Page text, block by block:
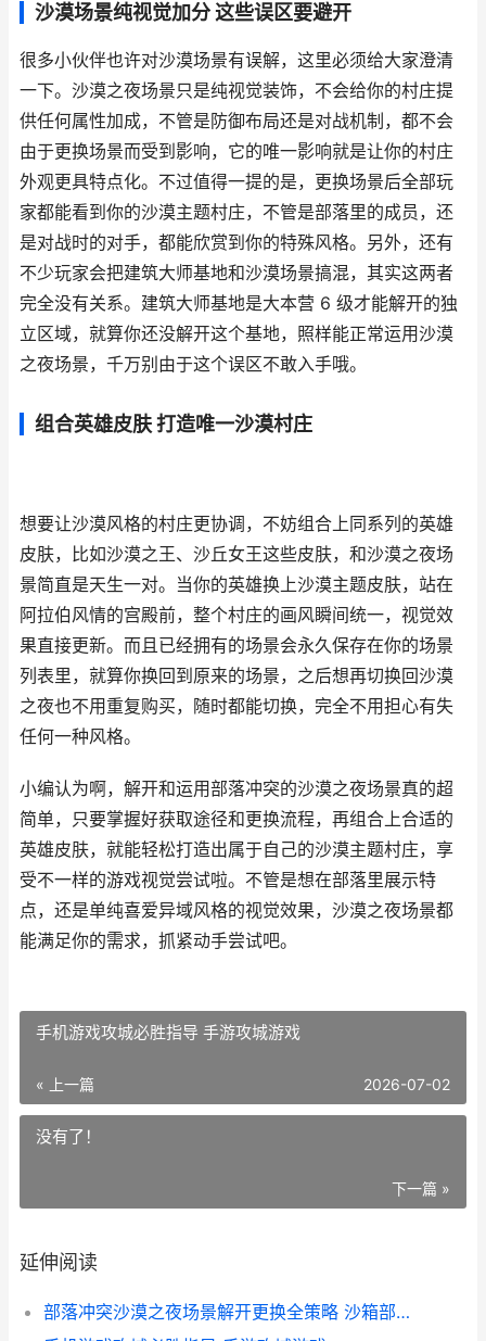
沙漠场景纯视觉加分 这些误区要避开
很多小伙伴也许对沙漠场景有误解，这里必须给大家澄清
一下。沙漠之夜场景只是纯视觉装饰，不会给你的村庄提
供任何属性加成，不管是防御布局还是对战机制，都不会
由于更换场景而受到影响，它的唯一影响就是让你的村庄
外观更具特点化。不过值得一提的是，更换场景后全部玩
家都能看到你的沙漠主题村庄，不管是部落里的成员，还
是对战时的对手，都能欣赏到你的特殊风格。另外，还有
不少玩家会把建筑大师基地和沙漠场景搞混，其实这两者
完全没有关系。建筑大师基地是大本营 6 级才能解开的独
立区域，就算你还没解开这个基地，照样能正常运用沙漠
之夜场景，千万别由于这个误区不敢入手哦。
组合英雄皮肤 打造唯一沙漠村庄
想要让沙漠风格的村庄更协调，不妨组合上同系列的英雄
皮肤，比如沙漠之王、沙丘女王这些皮肤，和沙漠之夜场
景简直是天生一对。当你的英雄换上沙漠主题皮肤，站在
阿拉伯风情的宫殿前，整个村庄的画风瞬间统一，视觉效
果直接更新。而且已经拥有的场景会永久保存在你的场景
列表里，就算你换回到原来的场景，之后想再切换回沙漠
之夜也不用重复购买，随时都能切换，完全不用担心有失
任何一种风格。
小编认为啊，解开和运用部落冲突的沙漠之夜场景真的超
简单，只要掌握好获取途径和更换流程，再组合上合适的
英雄皮肤，就能轻松打造出属于自己的沙漠主题村庄，享
受不一样的游戏视觉尝试啦。不管是想在部落里展示特
点，还是单纯喜爱异域风格的视觉效果，沙漠之夜场景都
能满足你的需求，抓紧动手尝试吧。
手机游戏攻城必胜指导 手游攻城游戏
« 上一篇 2026-07-02
没有了！
下一篇 »
延伸阅读
部落冲突沙漠之夜场景解开更换全策略 沙箱部落冲突